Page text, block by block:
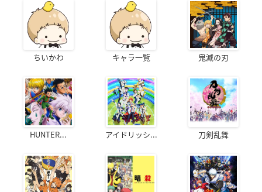
ちいかわ キャラ一覧 鬼滅の刃
HUNTER... アイドリッシ... 刀剣乱舞